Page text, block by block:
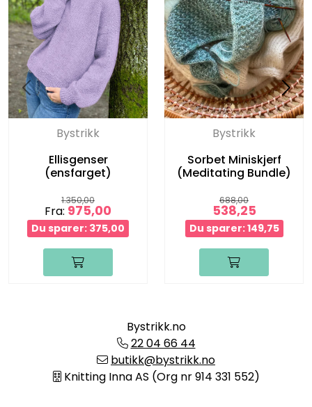
Bystrikk
Ellisgenser
(ensfarget)
1.350,00
Fra: 975,00
Du sparer: 375,00
Bystrikk
Sorbet Miniskjerf
(Meditating Bundle)
688,00
538,25
Du sparer: 149,75
Bystrikk.no
22 04 66 44
butikk@bystrikk.no
Knitting Inna AS (Org nr 914 331 552)